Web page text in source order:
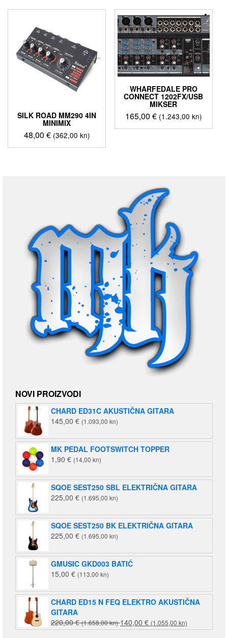
SILK ROAD MM290 4IN
MINIMIX
48,00 € (362,00 kn)
WHARFEDALE PRO
CONNECT 1202FX/USB
MIKSER
165,00 € (1.243,00 kn)
NOVI PROIZVODI
CHARD ED31C AKUSTIČNA GITARA
145,00 € (1.093,00 kn)
MK PEDAL FOOTSWITCH TOPPER
1,90 € (14,00 kn)
SQOE SEST250 SBL ELEKTRIČNA GITARA
225,00 € (1.695,00 kn)
SQOE SEST250 BK ELEKTRIČNA GITARA
225,00 € (1.695,00 kn)
GMUSIC GKD003 BATIĆ
15,00 € (113,00 kn)
CHARD ED15 N FEQ ELEKTRO AKUSTIČNA
GITARA
220,00€ (1.658,00 kn)Izvorna
cijena
140,00 € (1.055,00 kn)
cijena